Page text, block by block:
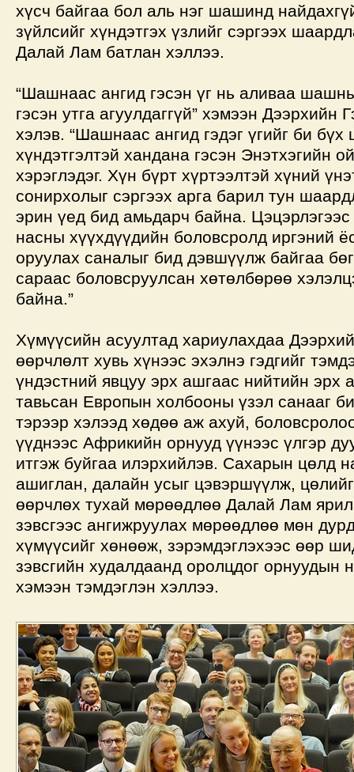
хүсч байгаа бол аль нэг шашинд
зүйлсийг хүндэтгэх үзлийг сэргээх
Далай Лам батлан хэллээ.
“Шашнаас ангид гэсэн үг нь аливаа
гэсэн утга агуулдаггүй” хэмээн Дээрхийн
хэлэв. “Шашнаас ангид гэдэг үгийг би
хүндэтгэлтэй хандана гэсэн Энэтхэгийн
хэрэглэдэг. Хүн бүрт хүртээлтэй хүний
сонирхолыг сэргээх арга барил тун
эрин үед бид амьдарч байна. Цэцэрлэгээс
насны хүүхдүүдийн боловсролд иргэний
оруулах саналыг бид дэвшүүлж байгаа
сараас боловсруулсан хөтөлбөрөө
байна.”
Хүмүүсийн асуултад хариулахдаа
өөрчлөлт хувь хүнээс эхэлнэ гэдгийг
үндэстний явцуу эрх ашгаас нийтийн эрх
тавьсан Европын холбооны үзэл санааг
тэрээр хэлээд хөдөө аж ахуй,
үүднээс Африкийн орнууд үүнээс үлгэр
итгэж буйгаа илэрхийлэв. Сахарын цөлд
ашиглан, далайн усыг цэвэршүүлж,
өөрчлөх тухай мөрөөдлөө Далай Лам
зэвсгээс ангижруулах мөрөөдлөө мөн
хүмүүсийг хөнөөж, зэрэмдэглэхээс өөр
зэвсгийн худалдаанд оролцдог орнуудын
хэмээн тэмдэглэн хэллээ.